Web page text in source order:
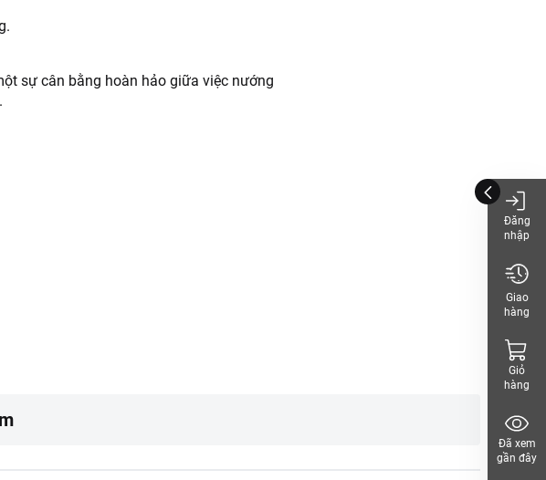
sự cân bằng hoàn hảo giữa việc nướng
Đăng
nhập
Giao
hàng
Giỏ
hàng
Đã xem
gần đây